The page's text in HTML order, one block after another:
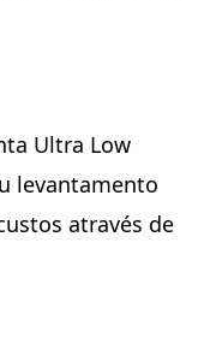
Ultra Low
levantamento
através de